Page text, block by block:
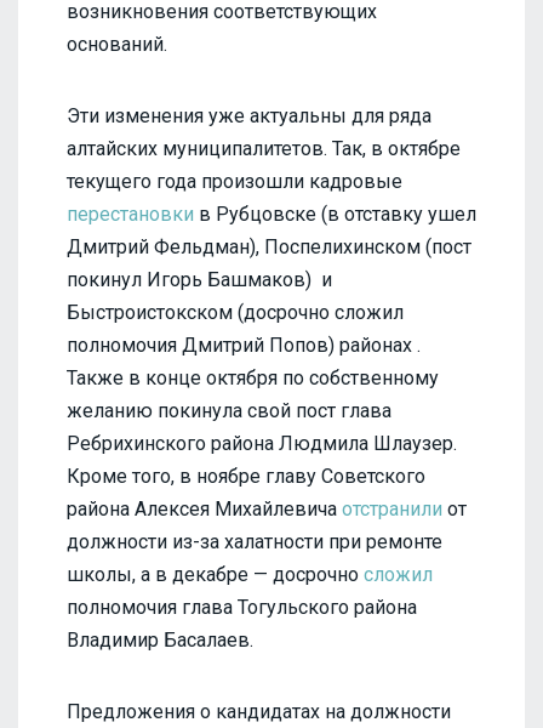
возникновения соответствующих
оснований.
Эти изменения уже актуальны для ряда
алтайских муниципалитетов. Так, в октябре
текущего года произошли кадровые
перестановки в Рубцовске (в отставку ушел
Дмитрий Фельдман), Поспелихинском (пост
покинул Игорь Башмаков) и
Быстроистокском (досрочно сложил
полномочия Дмитрий Попов) районах .
Также в конце октября по собственному
желанию покинула свой пост глава
Ребрихинского района Людмила Шлаузер.
Кроме того, в ноябре главу Советского
района Алексея Михайлевича отстранили от
должности из-за халатности при ремонте
школы, а в декабре — досрочно сложил
полномочия глава Тогульского района
Владимир Басалаев.
Предложения о кандидатах на должности